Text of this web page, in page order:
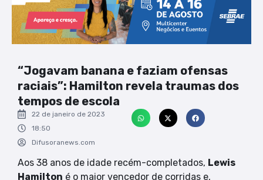
“Jogavam banana e faziam ofensas
raciais”: Hamilton revela traumas dos
tempos de escola
22 de janeiro de 2023
18:50
Difusoranews.com
Aos 38 anos de idade recém-completados, Lewis
Hamilton é o maior vencedor de corridas e,